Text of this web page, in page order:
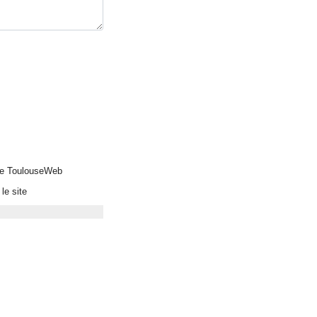
ToulouseWeb
le site